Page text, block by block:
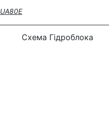
UA80E
Схема Гідроблока